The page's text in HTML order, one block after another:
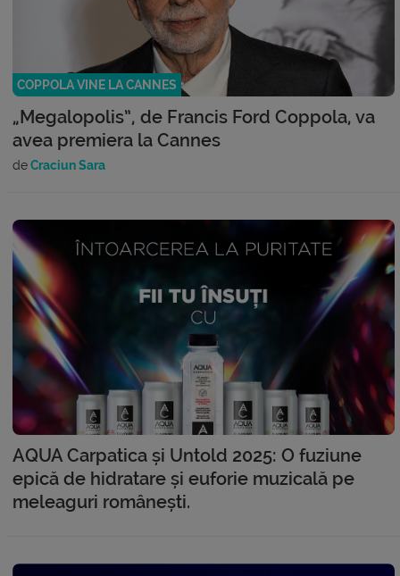
COPPOLA VINE LA CANNES
„Megalopolis”, de Francis Ford Coppola, va
avea premiera la Cannes
deCraciun Sara
AQUA Carpatica și Untold 2025: O fuziune
epică de hidratare și euforie muzicală pe
meleaguri românești.